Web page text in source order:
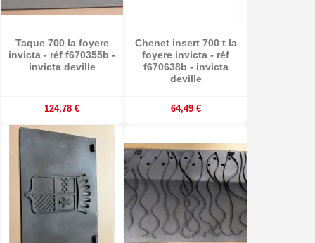
Taque 700 la foyere
invicta - réf f670355b -
invicta deville
124,78 €
Chenet insert 700 t la
foyere invicta - réf
f670638b - invicta
deville
64,49 €